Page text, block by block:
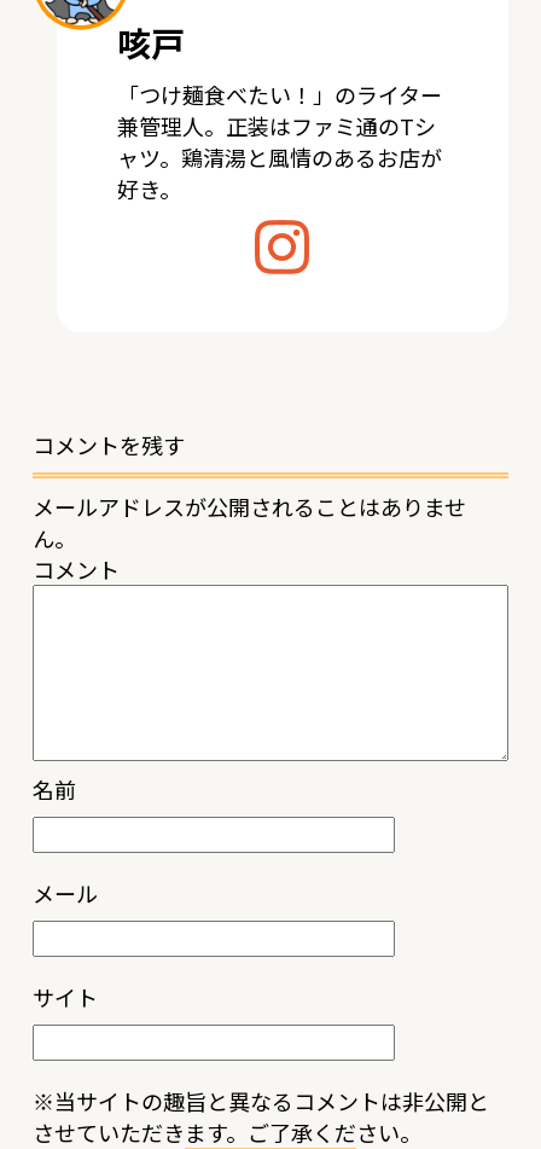
咳戸
「つけ麺食べたい！」のライター
兼管理人。正装はファミ通のTシ
ャツ。鶏清湯と風情のあるお店が
好き。
コメントを残す
メールアドレスが公開されることはありませ
ん。
コメント
名前
メール
サイト
※当サイトの趣旨と異なるコメントは非公開と
させていただきます。ご了承ください。